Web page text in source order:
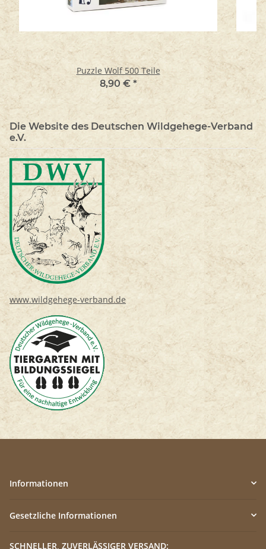
Puzzle Wolf 500 Teile
8,90 € *
Die Website des Deutschen Wildgehege-Verband
e.V.
www.wildgehege-verband.de
Informationen
Gesetzliche Informationen
SCHNELLER, ZUVERLÄSSIGER VERSAND: